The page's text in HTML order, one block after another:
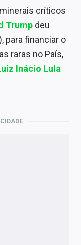
críticos
Trump deu
para financiar o
raras no País,
Inácio Lula